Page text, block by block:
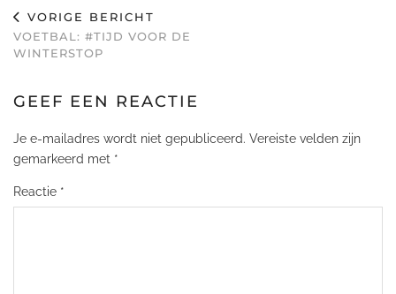
VORIGE BERICHT
VOETBAL: #TIJD VOOR DE
WINTERSTOP
GEEF EEN REACTIE
Je e-mailadres wordt niet gepubliceerd. Vereiste velden zijn
gemarkeerd met *
Reactie *